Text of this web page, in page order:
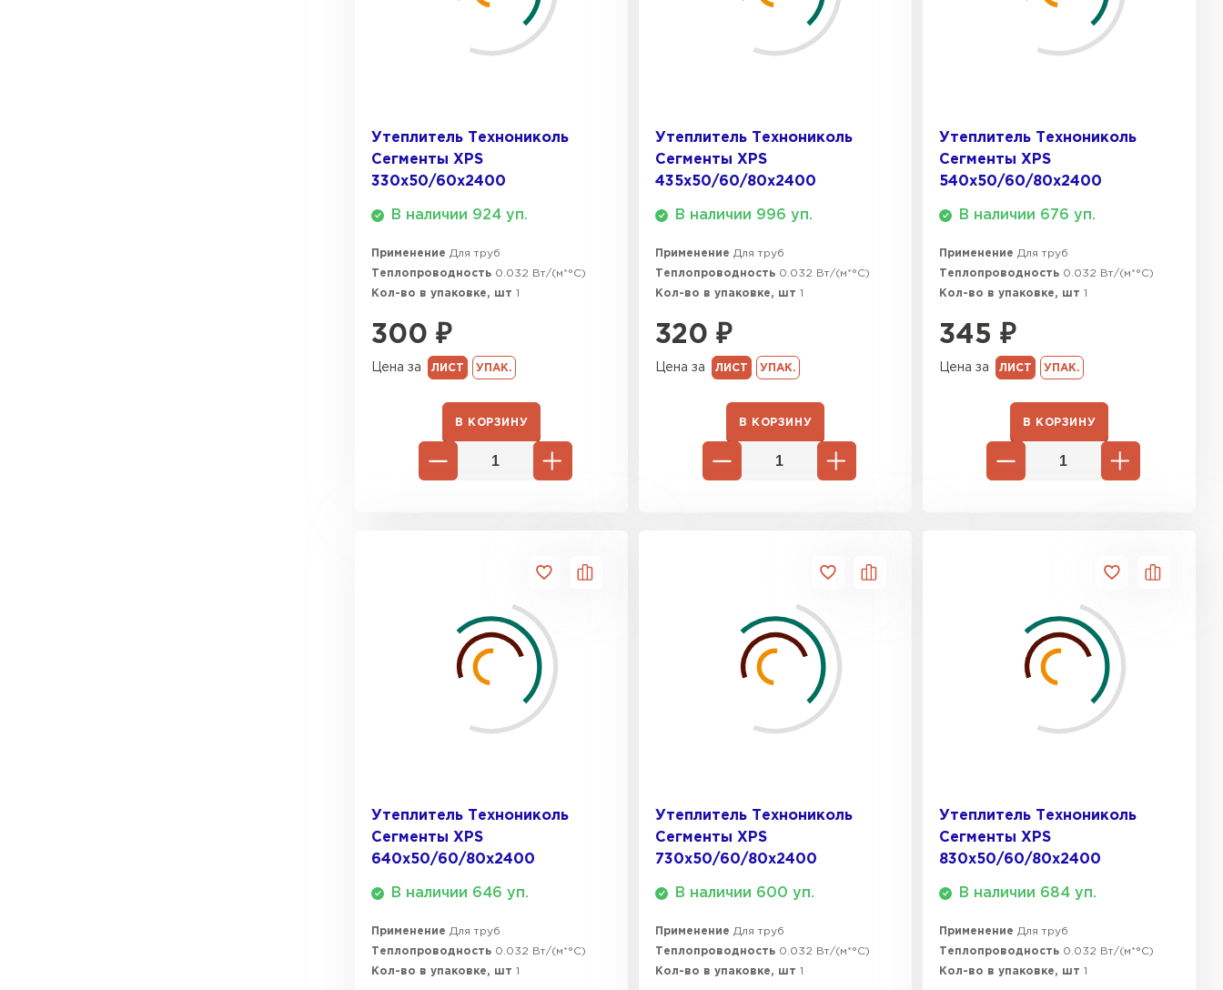
Утеплитель Технониколь
Сегменты XPS
330х50/60x2400
В наличии 924 уп.
Применение Для труб
Теплопроводность 0.032 Вт/(м*°C)
Кол-во в упаковке, шт 1
300 ₽
Цена за ЛИСТ УПАК.
В КОРЗИНУ
Утеплитель Технониколь
Сегменты XPS
435х50/60/80x2400
В наличии 996 уп.
Применение Для труб
Теплопроводность 0.032 Вт/(м*°C)
Кол-во в упаковке, шт 1
320 ₽
Цена за ЛИСТ УПАК.
В КОРЗИНУ
Утеплитель Технониколь
Сегменты XPS
540х50/60/80x2400
В наличии 676 уп.
Применение Для труб
Теплопроводность 0.032 Вт/(м*°C)
Кол-во в упаковке, шт 1
345 ₽
Цена за ЛИСТ УПАК.
В КОРЗИНУ
Утеплитель Технониколь
Сегменты XPS
640х50/60/80x2400
В наличии 646 уп.
Применение Для труб
Теплопроводность 0.032 Вт/(м*°C)
Кол-во в упаковке, шт 1
Утеплитель Технониколь
Сегменты XPS
730х50/60/80x2400
В наличии 600 уп.
Применение Для труб
Теплопроводность 0.032 Вт/(м*°C)
Кол-во в упаковке, шт 1
Утеплитель Технониколь
Сегменты XPS
830х50/60/80x2400
В наличии 684 уп.
Применение Для труб
Теплопроводность 0.032 Вт/(м*°C)
Кол-во в упаковке, шт 1
ПЕРЕЙТИ
ПЕРЕЙТИ
ПЕРЕЙТИ
Сэндвич-панели
ПЕРЕЙТИ
ВСЕ ПРОИЗВОДИТЕЛИ